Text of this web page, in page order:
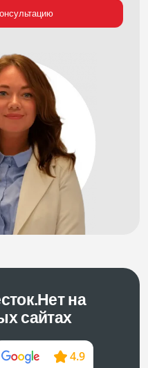
на
сайтах
4.9